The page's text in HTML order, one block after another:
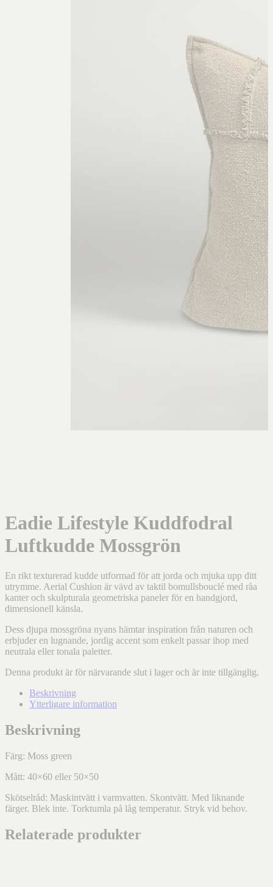
Eadie Lifestyle Kuddfodral
Luftkudde Mossgrön
En rikt texturerad kudde utformad för att jorda och mjuka upp ditt
utrymme. Aerial Cushion är vävd av taktil bomullsbouclé med råa
kanter och skulpturala geometriska paneler för en handgjord,
dimensionell känsla.
Dess djupa mossgröna nyans hämtar inspiration från naturen och
erbjuder en lugnande, jordig accent som enkelt passar ihop med
neutrala eller tonala paletter.
Denna produkt är för närvarande slut i lager och är inte tillgänglig.
Beskrivning
Ytterligare information
Beskrivning
Färg: Moss green
Mått: 40×60 eller 50×50
Skötselråd: Maskintvätt i varmvatten. Skontvätt. Med liknande
färger. Blek inte. Torktumla på låg temperatur. Stryk vid behov.
Relaterade produkter